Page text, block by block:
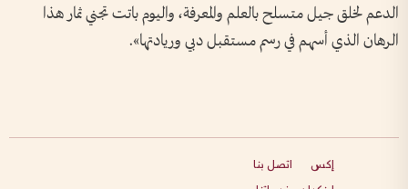
الدعم لخلق جيل متسلح بالعلم والمعرفة، واليوم باتت تجني ثمار هذا
الرهان الذي أسهم في رسم مستقبل دبي وريادتها».
إكس
اتصل بنا